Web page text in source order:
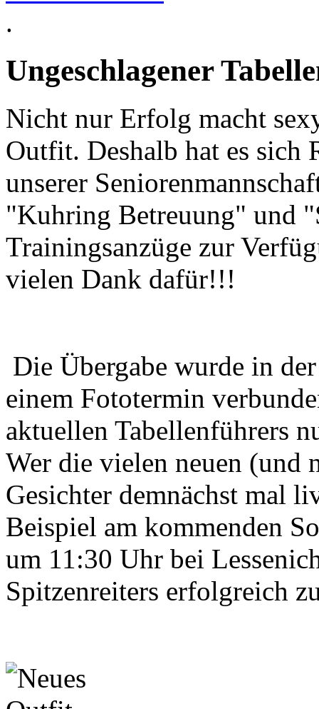
.
Ungeschlagener
Nicht nur Erfolg macht
Outfit. Deshalb hat es sich
unserer
"Kuhring Betreuung" und
Trainingsanzüge zur
vielen Dank dafür!!!
Die Übergabe wurde in
einem Fototermin
aktuellen Tabellenführers
Wer die vielen neuen (und
Gesichter demnächst mal
Beispiel am kommenden
um 11:30 Uhr bei
Spitzenreiters erfolgreich